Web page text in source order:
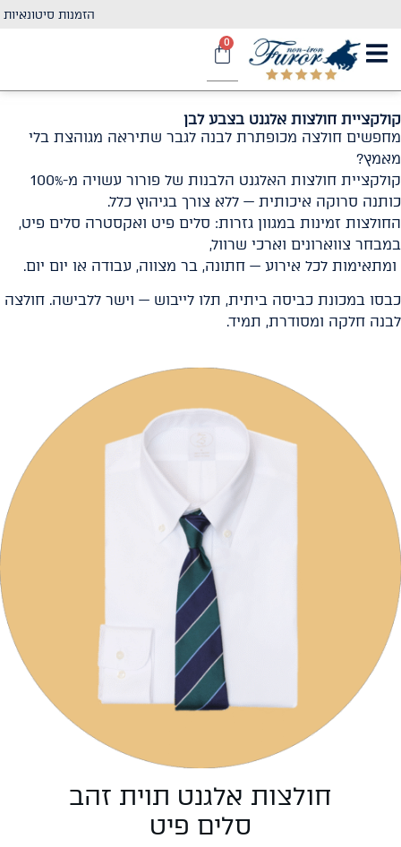
הזמנות סיטונאיות
0
קולקציית חולצות אלגנט בצבע לבן
מחפשים חולצה מכופתרת לבנה לגבר שתיראה מגוהצת בלי
מאמץ?
קולקציית חולצות האלגנט הלבנות של פורור עשויה מ-100%
כותנה סרוקה איכותית — ללא צורך בגיהוץ כלל.
החולצות זמינות במגוון גזרות: סלים פיט ואקסטרה סלים פיט,
במבחר צווארונים וארכי שרוול,
ומתאימות לכל אירוע — חתונה, בר מצווה, עבודה או יום יום.
כבסו במכונת כביסה ביתית, תלו לייבוש — וישר ללבישה. חולצה
לבנה חלקה ומסודרת, תמיד.
חולצות אלגנט תוית זהב
סלים פיט